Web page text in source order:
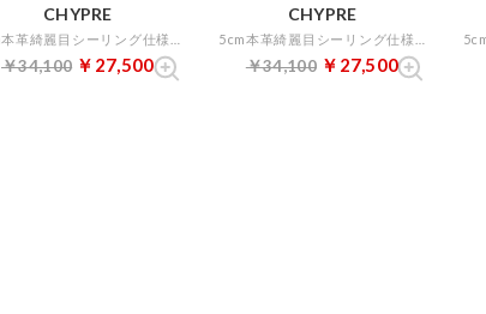
CHYPRE
￥34,100 ￥27,500
CHYPRE
￥34,100 ￥27,500